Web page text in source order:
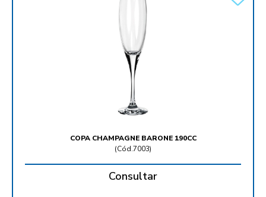
COPA CHAMPAGNE BARONE 190CC
(Cód.7003)
Consultar